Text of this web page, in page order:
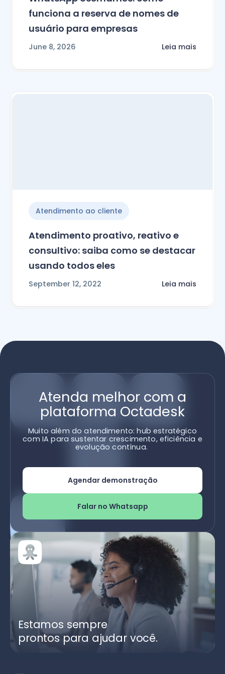
funciona a reserva de nomes de
usuário para empresas
June 8, 2026 Leia mais
Atendimento ao cliente
Atendimento proativo, reativo e
consultivo: saiba como se destacar
usando todos eles
September 12, 2022 Leia mais
Atenda melhor com a
plataforma Octadesk
Muito além do atendimento: hub estratégico
com IA para sustentar crescimento, eficiência e
evolução contínua.
Agendar demonstração
Falar no Whatsapp
Estamos sempre
prontos para ajudar você.